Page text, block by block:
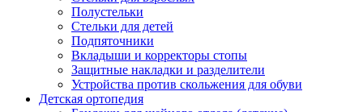
Полустельки
Стельки для детей
Подпяточники
Вкладыши и корректоры стопы
Защитные накладки и разделители
Устройства против скольжения для обуви
Детская ортопедия